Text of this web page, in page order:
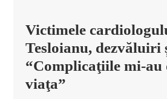
Victimele
Tesloianu, dezvăluiri
“Complicaţiile mi-au
viaţa”